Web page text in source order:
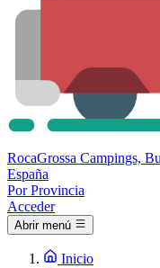
RocaGrossa Campings,
España
Por Provincia
Acceder
Abrir menú
Inicio